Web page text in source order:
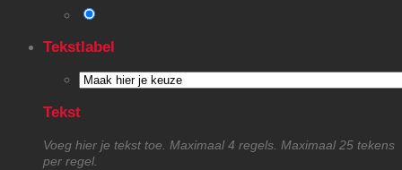
Tekstlabel
Tekst
Voeg hier je tekst toe. Maximaal 4 regels. Maximaal 25 tekens
per regel.